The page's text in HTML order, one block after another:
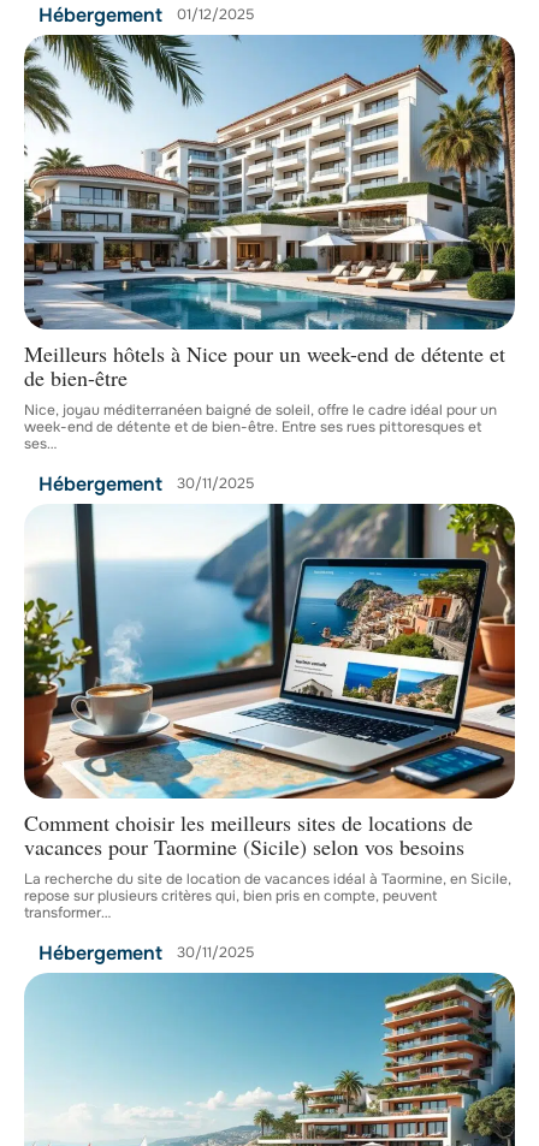
Hébergement 01/12/2025
Meilleurs hôtels à Nice pour un week-end de détente et
de bien-être
Nice, joyau méditerranéen baigné de soleil, offre le cadre idéal pour un
week-end de détente et de bien-être. Entre ses rues pittoresques et
ses…
Hébergement 30/11/2025
Comment choisir les meilleurs sites de locations de
vacances pour Taormine (Sicile) selon vos besoins
La recherche du site de location de vacances idéal à Taormine, en Sicile,
repose sur plusieurs critères qui, bien pris en compte, peuvent
transformer…
Hébergement 30/11/2025